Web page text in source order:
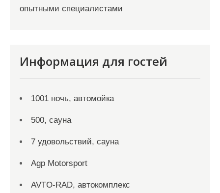
опытными специалистами
Информация для гостей
1001 ночь, автомойка
500, сауна
7 удовольствий, сауна
Agp Motorsport
AVTO-RAD, автокомплекс